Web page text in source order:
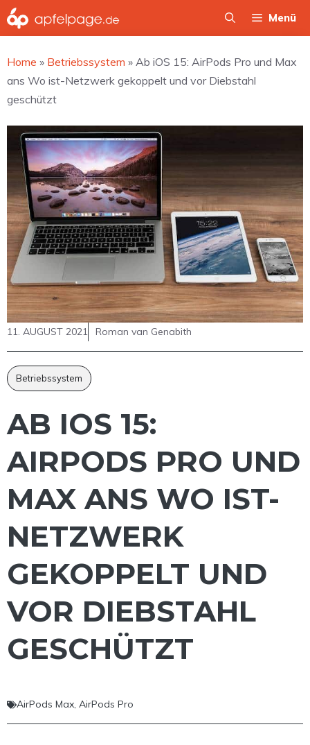
Zum
Inhalt
Menü
Home » Betriebssystem » Ab iOS 15: AirPods Pro und Max
ans Wo ist-Netzwerk gekoppelt und vor Diebstahl
geschützt
11. AUGUST 2021 Roman van Genabith
Betriebssystem
AB IOS 15:
AIRPODS PRO UND
MAX ANS WO IST-
NETZWERK
GEKOPPELT UND
VOR DIEBSTAHL
GESCHÜTZT
AirPods Max, AirPods Pro